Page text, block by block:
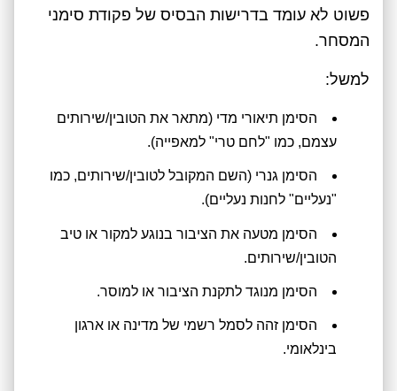
פשוט לא עומד בדרישות הבסיס של פקודת סימני
המסחר.
למשל:
הסימן תיאורי מדי (מתאר את הטובין/שירותים
עצמם, כמו "לחם טרי" למאפייה).
הסימן גנרי (השם המקובל לטובין/שירותים, כמו
"נעליים" לחנות נעליים).
הסימן מטעה את הציבור בנוגע למקור או טיב
הטובין/שירותים.
הסימן מנוגד לתקנת הציבור או למוסר.
הסימן זהה לסמל רשמי של מדינה או ארגון
בינלאומי.